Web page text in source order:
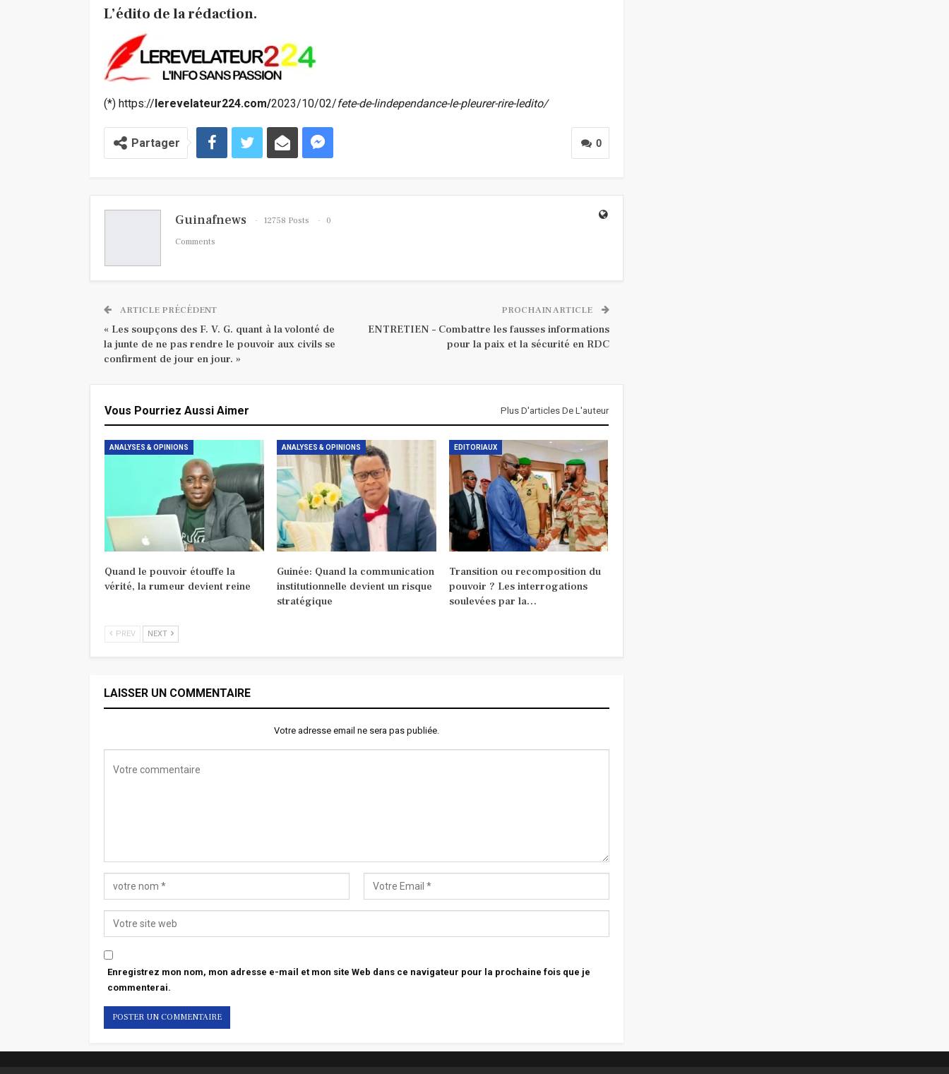
L’édito de la rédaction.
(*) https://lerevelateur224.com/2023/10/02/fete-de-lindependance-le-pleurer-rire-ledito/
0
Partager
Guinafnews 12758 Posts
0
Comments
ARTICLE PRÉCÉDENT
« Les soupçons des F. V. G. quant à la volonté de
la junte de ne pas rendre le pouvoir aux civils se
confirment de jour en jour. »
PROCHAIN ARTICLE
ENTRETIEN – Combattre les fausses informations
pour la paix et la sécurité en RDC
Vous Pourriez Aussi Aimer Plus D'articles De L'auteur
ANALYSES & OPINIONS
Quand le pouvoir étouffe la
vérité, la rumeur devient reine
ANALYSES & OPINIONS
Guinée: Quand la communication
institutionnelle devient un risque
stratégique
EDITORIAUX
Transition ou recomposition du
pouvoir ? Les interrogations
soulevées par la…
PREV NEXT
LAISSER UN COMMENTAIRE
Votre adresse email ne sera pas publiée.
Enregistrez mon nom, mon adresse e-mail et mon site Web dans ce navigateur pour la prochaine fois que je
commenterai.